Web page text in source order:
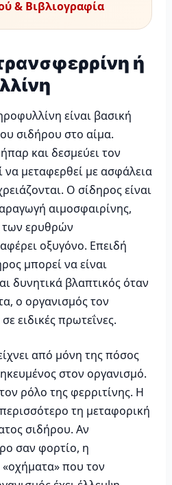
& Βιβλιογραφία
ή
είναι βασική
σιδήρου στο αίμα.
και δεσμεύει τον
μεταφερθεί με ασφάλεια
Ο σίδηρος είναι
αιμοσφαιρίνης,
των ερυθρών
οξυγόνο. Επειδή
μπορεί να είναι
δυνητικά βλαπτικός όταν
ο οργανισμός τον
ειδικές πρωτεΐνες.
από μόνη της πόσος
στον οργανισμό.
ρόλο της φερριτίνης. Η
τη μεταφορική
σιδήρου. Αν
σαν φορτίο, η
«οχήματα» που τον